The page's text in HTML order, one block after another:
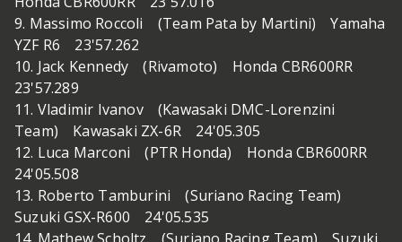
9. Massimo Roccoli (Team Pata by Martini) Yamaha
YZF R6 23'57.262
10. Jack Kennedy (Rivamoto) Honda CBR600RR
23'57.289
11. Vladimir Ivanov (Kawasaki DMC-Lorenzini
Team) Kawasaki ZX-6R 24'05.305
12. Luca Marconi (PTR Honda) Honda CBR600RR
24'05.508
13. Roberto Tamburini (Suriano Racing Team)
Suzuki GSX-R600 24'05.535